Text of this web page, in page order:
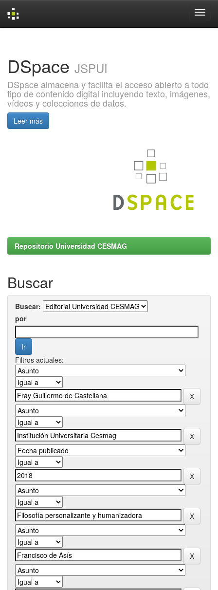
DSpace JSPUI
DSpace almacena y facilita el acceso abierto a todo
tipo de contenido digital incluyendo texto, imágenes,
vídeos y colecciones de datos.
Leer más
Repositorio Universidad CESMAG
Buscar
Buscar:
por
Filtros actuales: